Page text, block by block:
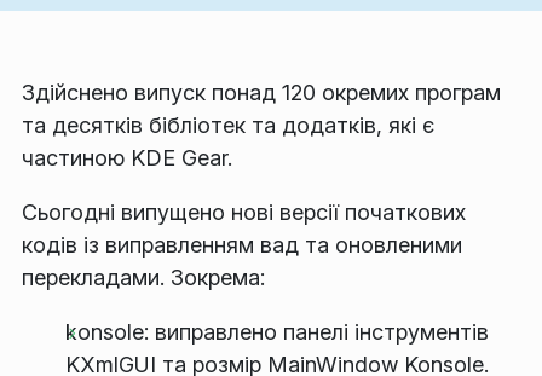
Здійснено випуск понад 120 окремих програм
та десятків бібліотек та додатків, які є
частиною KDE Gear.
Сьогодні випущено нові версії початкових
кодів із виправленням вад та оновленими
перекладами. Зокрема:
konsole: виправлено панелі інструментів
KXmlGUI та розмір MainWindow Konsole.